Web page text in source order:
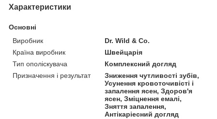
Характеристики
Основні
Виробник
Dr. Wild & Co.
Країна виробник
Швейцарія
Тип ополіскувача
Комплексний догляд
Призначення і результат
Зниження чутливості зубів,
Усунення кровоточивісті і
запалення ясен, Здоров'я
ясен, Зміцнення емалі,
Зняття запалення,
Антікаріесний догляд